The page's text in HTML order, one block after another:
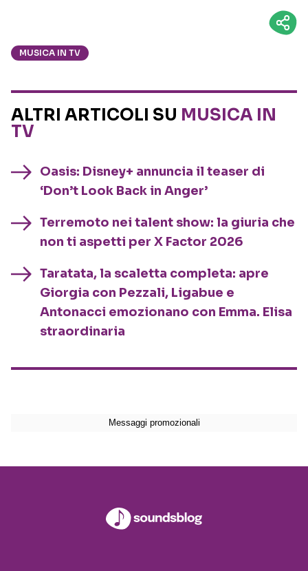
MUSICA IN TV
ALTRI ARTICOLI SU MUSICA IN
TV
Oasis: Disney+ annuncia il teaser di
‘Don’t Look Back in Anger’
Terremoto nei talent show: la giuria che
non ti aspetti per X Factor 2026
Taratata, la scaletta completa: apre
Giorgia con Pezzali, Ligabue e
Antonacci emozionano con Emma. Elisa
straordinaria